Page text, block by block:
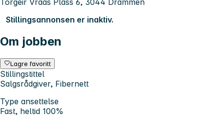
Stillingsannonsen er inaktiv.
Om jobben
Lagre favoritt
Stillingstittel
Salgsrådgiver, Fibernett
Type ansettelse
Fast, heltid 100%